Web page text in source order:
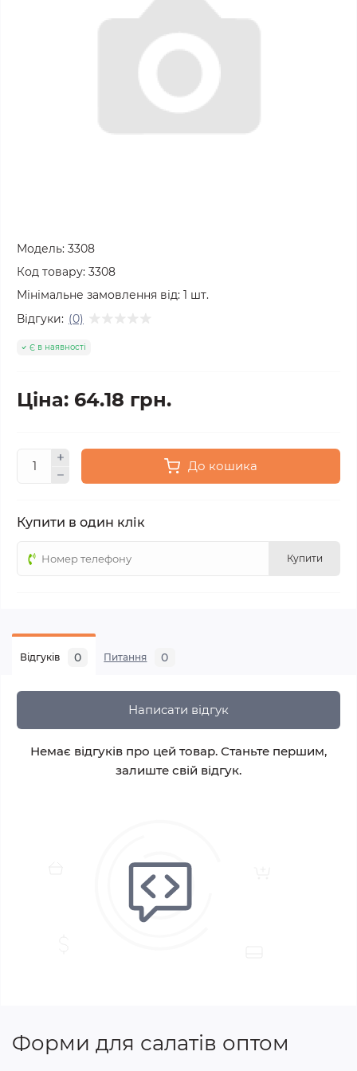
Модель: 3308
Код товару: 3308
Мінімальне замовлення від: 1 шт.
Відгуки: (0)
Є в наявності
Ціна: 64.18 грн.
До кошика
Купити в один клік
Купити
Відгуків 0 Питання 0
Написати відгук
Немає відгуків про цей товар. Станьте першим,
залиште свій відгук.
Форми для салатів оптом